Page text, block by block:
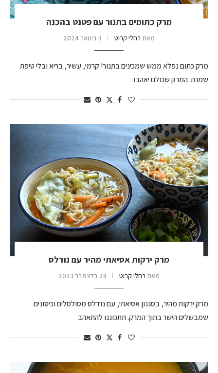
מרק כתומים בתנור עם פטנט בהכנה
מאת רחלי קרוט 3 בינואר 2024
מרק כתום נפלא ממש שמכינים בתנור! קרמי, עשיר, בריא ובלי טיפת
שמנת. המרק שכולם יאהבו
מרק ירקות אסיאתי מהיר עם נודלס
מאת רחלי קרוט 28 בדצמבר 2023
מרק ירקות מהיר, בסגנון אסיאתי, עם נודלס מסולסלים וכיסונים
שמבשלים הישר בתוך המרק. תתכוננו להתאהב